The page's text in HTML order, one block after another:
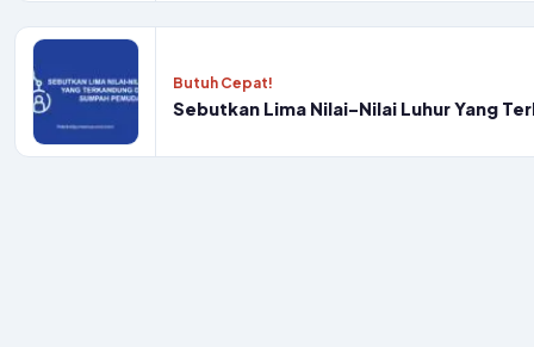
Butuh Cepat!
Sebutkan Lima Nilai-Nilai Luhur Yang